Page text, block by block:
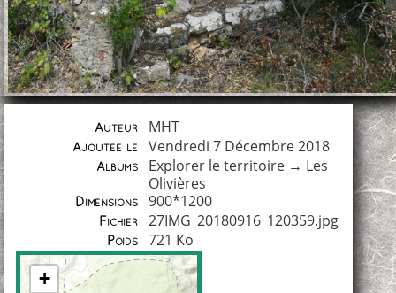
Auteur MHT
Ajoutée le Vendredi 7 Décembre 2018
Albums Explorer le territoire→ Les
Olivières
Dimensions 900*1200
Fichier 27IMG_20180916_120359.jpg
Poids 721 Ko
+